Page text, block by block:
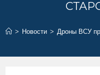
> Новости > Дроны ВСУ